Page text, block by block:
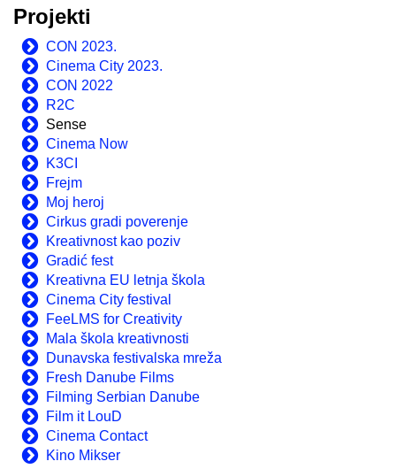
Projekti
CON 2023.
Cinema City 2023.
CON 2022
R2C
Sense
Cinema Now
K3CI
Frejm
Moj heroj
Cirkus gradi poverenje
Kreativnost kao poziv
Gradić fest
Kreativna EU letnja škola
Cinema City festival
FeeLMS for Creativity
Mala škola kreativnosti
Dunavska festivalska mreža
Fresh Danube Films
Filming Serbian Danube
Film it LouD
Cinema Contact
Kino Mikser